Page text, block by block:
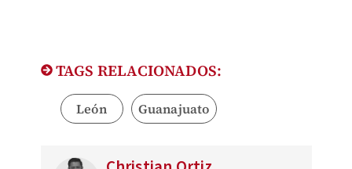
TAGS RELACIONADOS:
León Guanajuato